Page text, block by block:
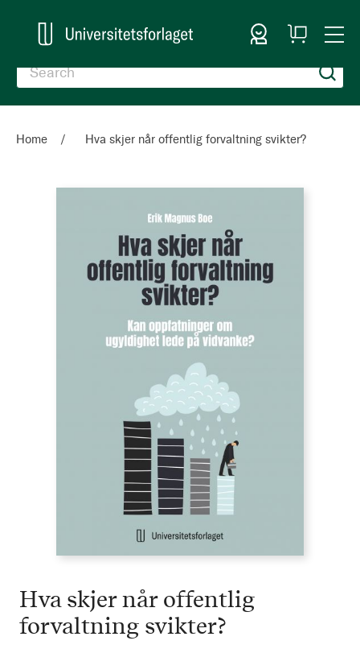
Sign In
My
Cart
Home Hva skjer når offentlig forvaltning svikter?
Hva skjer når offentlig
forvaltning svikter?